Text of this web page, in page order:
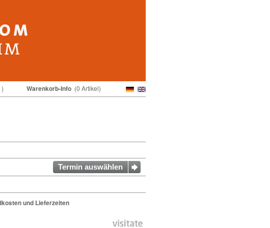
Warenkorb-Info (0 Artikel)
)
Termin auswählen
und Lieferzeiten